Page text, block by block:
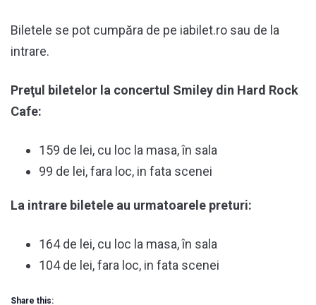
Biletele se pot cumpăra de pe iabilet.ro sau de la
intrare.
Preţul biletelor la concertul Smiley din Hard Rock
Cafe:
159 de lei, cu loc la masa, în sala
99 de lei, fara loc, in fata scenei
La intrare biletele au urmatoarele preturi:
164 de lei, cu loc la masa, în sala
104 de lei, fara loc, in fata scenei
Share this: